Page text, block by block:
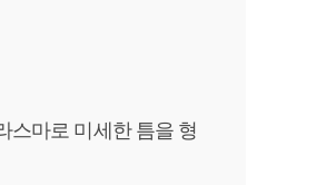
스마로 미세한 틈을 형